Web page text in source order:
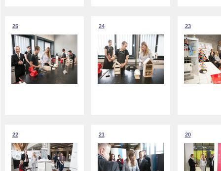
25 24 23
22 21 20